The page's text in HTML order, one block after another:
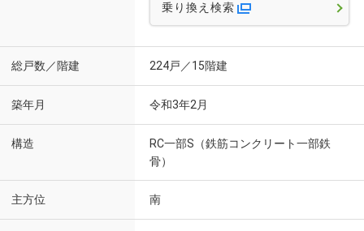
乗り換え検索
総戸数／階建 224戸／15階建
築年月 令和3年2月
構造
RC一部S（鉄筋コンクリート一部鉄
骨）
主方位 南